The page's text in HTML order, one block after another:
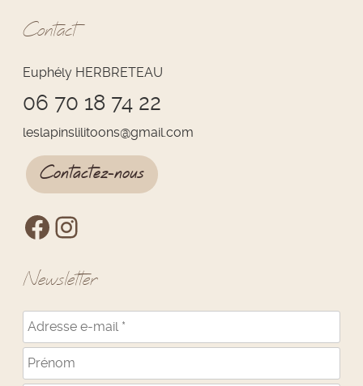
Contact
Euphély HERBRETEAU
06 70 18 74 22
leslapinslilitoons@gmail.com
Contactez-nous
Newsletter